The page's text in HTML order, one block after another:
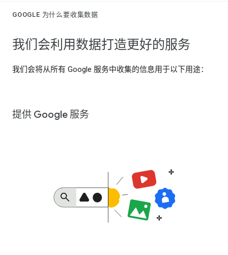
GOOGLE 为什么要收集数据
我们会利用数据打造更好的服务
我们会将从所有 Google 服务中收集的信息用于以下用途：
提供 Google 服务